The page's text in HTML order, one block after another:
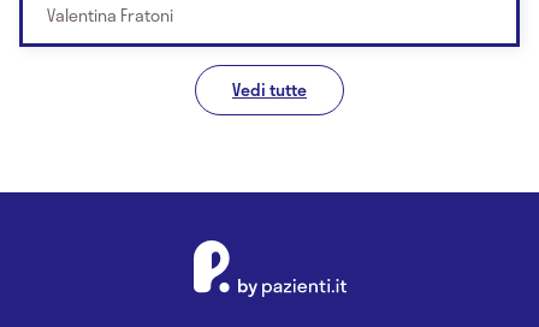
Valentina Fratoni
Vedi tutte